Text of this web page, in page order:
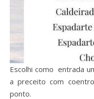
Escolhi como entrada
a preceito com
ponto.